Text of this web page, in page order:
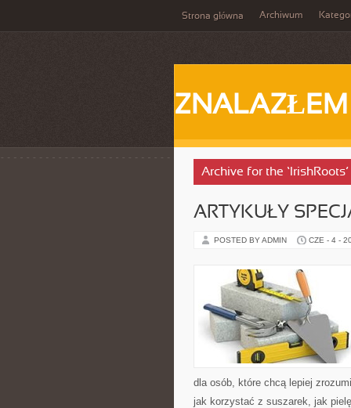
Strona główna Archiwum
ZNALAZŁEM
Archive for the
ARTYKUŁY
POSTED BY ADMIN CZE - 4 -
dla osób, które chcą lepiej
jak korzystać z suszarek, jak